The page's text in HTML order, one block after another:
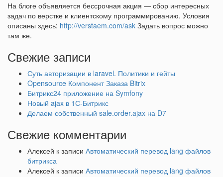
На блоге объявляется бессрочная акция — сбор интересных
задач по верстке и клиентскому программированию. Условия
описаны здесь: http://verstaem.com/ask Задать вопрос можно
там же.
Свежие записи
Суть авторизации в laravel. Политики и гейты
Opensource Компонент Заказа Bitrix
Битрикс24 приложение на Symfony
Новый ajax в 1С-Битрикс
Делаем собственный sale.order.ajax на D7
Свежие комментарии
Алексей к записи Автоматический перевод lang файлов
битрикса
Алексей к записи Автоматический перевод lang файлов